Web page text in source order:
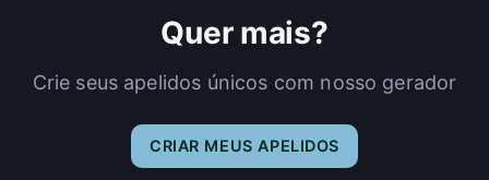
Quer mais?
Crie seus apelidos únicos com nosso gerador
CRIAR MEUS APELIDOS